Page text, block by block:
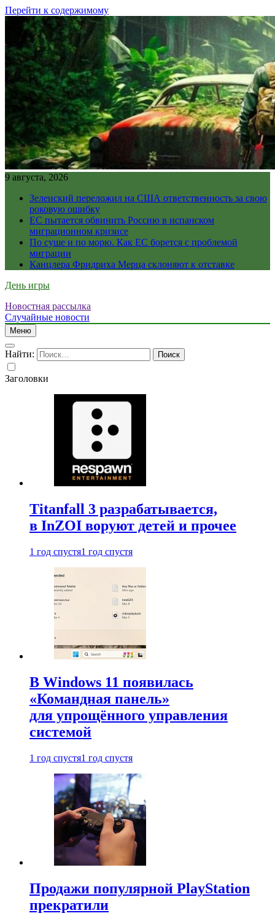
Перейти к содержимому
9 августа, 2026
Зеленский переложил на США ответственность за свою
роковую ошибку
ЕС пытается обвинить Россию в испанском
миграционном кризисе
По суше и по морю. Как ЕС борется с проблемой
миграции
Канцлера Фридриха Мерца склоняют к отставке
День игры
Новостная рассылка
Случайные новости
Меню
Найти:
Заголовки
Titanfall 3 разрабатывается,
в InZOI воруют детей и прочее
1 год спустя1 год спустя
В Windows 11 появилась
«Командная панель»
для упрощённого управления
системой
1 год спустя1 год спустя
Продажи популярной PlayStation
прекратили